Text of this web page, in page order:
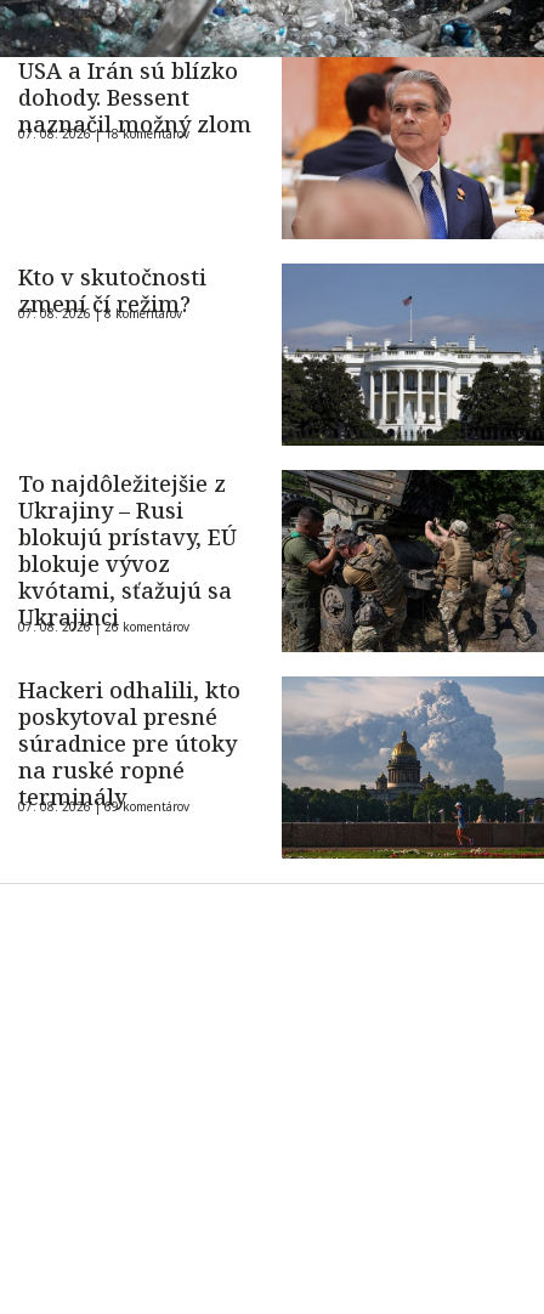
USA a Irán sú blízko
dohody. Bessent
naznačil možný zlom
07. 08. 2026 |18 komentárov
Kto v skutočnosti
zmení čí režim?
07. 08. 2026 |8 komentárov
To najdôležitejšie z
Ukrajiny – Rusi
blokujú prístavy, EÚ
blokuje vývoz
kvótami, sťažujú sa
Ukrajinci
07. 08. 2026 |26 komentárov
Hackeri odhalili, kto
poskytoval presné
súradnice pre útoky
na ruské ropné
terminály
07. 08. 2026 |69 komentárov